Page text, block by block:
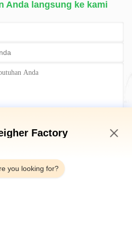
Anda langsung ke kami
sekarangFactory
you looking for?